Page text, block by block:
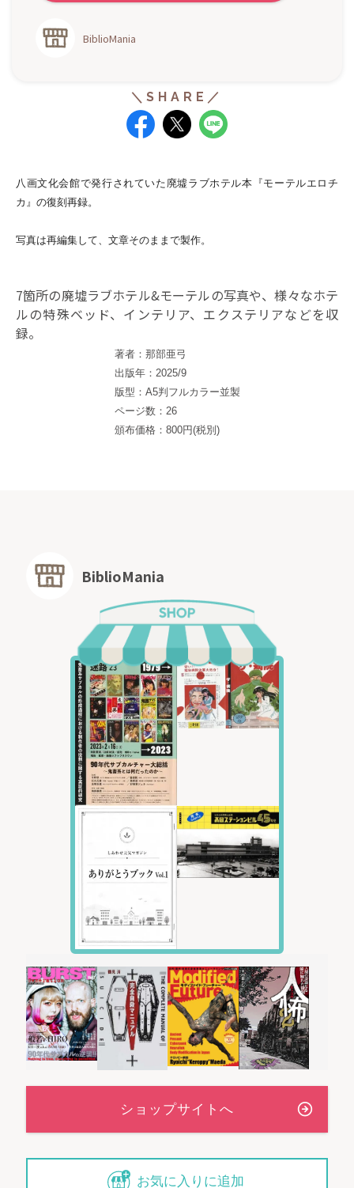
BiblioMania
八画文化会館で発行されていた 廃墟ラブホテル本 『モーテルエロチ
カ』の復刻再録。
写真は再編集して、文章そのままで製作。
7箇所の廃墟ラブホテル&モーテルの写真や、様々なホテ
ルの特殊ベッド、インテリア、エクステリアなどを収
録。
著者：那部亜弓
出版年：2025/9
版型：A5判フルカラー並製
ページ数：26
頒布価格：800円(税別)
BiblioMania
お気に入りに追加